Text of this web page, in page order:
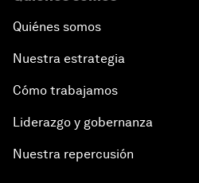
Quiénes somos
Nuestra estrategia
Cómo trabajamos
Liderazgo y gobernanza
Nuestra repercusión